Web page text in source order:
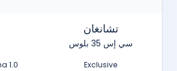
تشانغان
سي إس 35 بلوس
Exclusive
1.0 T 100 CVT Tekna